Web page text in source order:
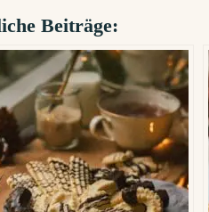
Beiträge: